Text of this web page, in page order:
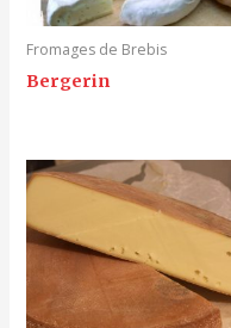
Fromages de Brebis
Bergerin